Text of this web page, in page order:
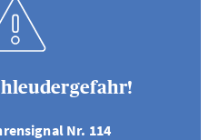
Nr. 114